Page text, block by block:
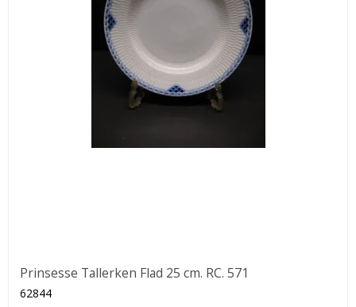
Prinsesse Tallerken Flad 25 cm. RC. 571
62844